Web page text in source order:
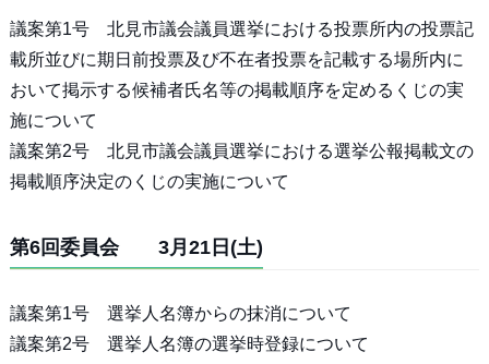
議案第1号 北見市議会議員選挙における投票所内の投票記
載所並びに期日前投票及び不在者投票を記載する場所内に
おいて掲示する候補者氏名等の掲載順序を定めるくじの実
施について
議案第2号 北見市議会議員選挙における選挙公報掲載文の
掲載順序決定のくじの実施について
第6回委員会 3月21日(土)
議案第1号 選挙人名簿からの抹消について
議案第2号 選挙人名簿の選挙時登録について